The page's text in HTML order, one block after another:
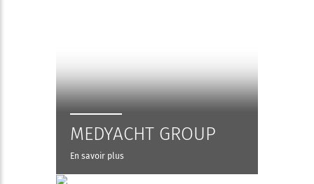
MEDYACHT GROUP
En savoir plus